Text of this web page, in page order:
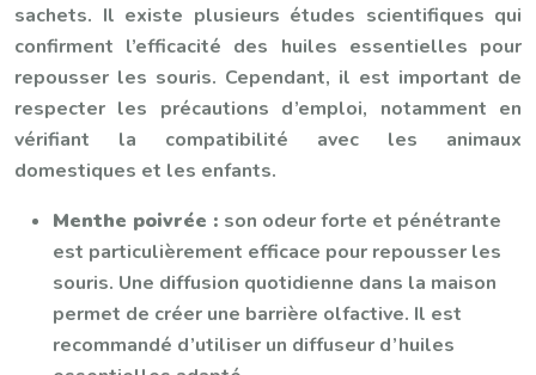
sachets. Il existe plusieurs études scientifiques qui
confirment l’efficacité des huiles essentielles pour
repousser les souris. Cependant, il est important de
respecter les précautions d’emploi, notamment en
vérifiant la compatibilité avec les animaux
domestiques et les enfants.
Menthe poivrée : son odeur forte et pénétrante
est particulièrement efficace pour repousser les
souris. Une diffusion quotidienne dans la maison
permet de créer une barrière olfactive. Il est
recommandé d’utiliser un diffuseur d’huiles